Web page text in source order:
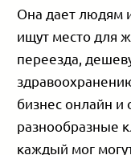
Она дает людям
ищут место для
переезда,
бизнес онлайн
разнообразные
каждый мог